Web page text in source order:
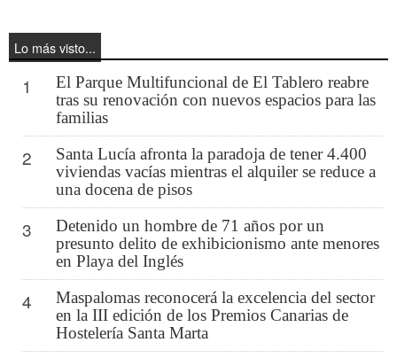
Lo más visto...
1
El Parque Multifuncional de El Tablero reabre
tras su renovación con nuevos espacios para las
familias
2
Santa Lucía afronta la paradoja de tener 4.400
viviendas vacías mientras el alquiler se reduce a
una docena de pisos
3
Detenido un hombre de 71 años por un
presunto delito de exhibicionismo ante menores
en Playa del Inglés
4
Maspalomas reconocerá la excelencia del sector
en la III edición de los Premios Canarias de
Hostelería Santa Marta